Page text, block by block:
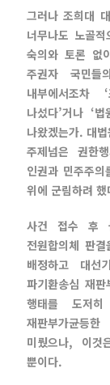
그러나 조희대
너무나도 노골
숙의와 토론 없
주권자 국민
내부에서조차
나섰다’거나 ‘
나왔겠는가. 대
주제넘은 권한
인권과 민주주
위에 군림하려 했
사건 접수 후
전원합의체 판
배정하고 대선
파기환송심 재
행태를 도저
재판부가균등
미뤘으나, 이것
뿐이다.